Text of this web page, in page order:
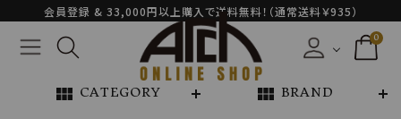
会員登録 & 33,000円以上購入で送料無料！（通常送料￥935）
0
view_module CATEGORY view_module BRAND